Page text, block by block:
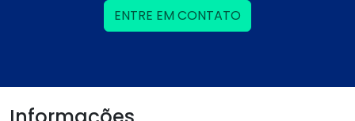
ENTRE EM CONTATO